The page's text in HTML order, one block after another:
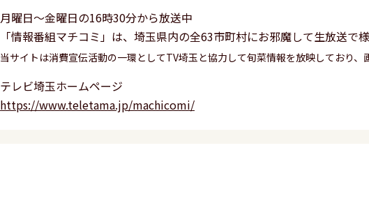
月曜日〜金曜日の16時30分から放送中
「情報番組マチコミ」は、埼玉県内の全63市町村にお邪魔して生放送で
当サイトは消費宣伝活動の一環としてTV埼玉と協力して旬菜情報を放映しており
テレビ埼玉ホームページ
https://www.teletama.jp/machicomi/